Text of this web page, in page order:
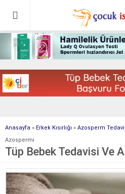
Anasayfa » Erkek Kısırlığı » Azosperm
Azospermi
Tüp Bebek Tedavisi Ve